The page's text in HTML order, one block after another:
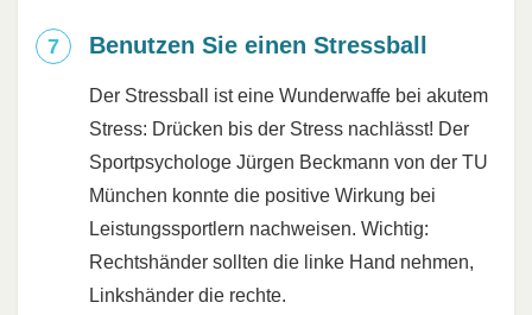
Benutzen Sie einen Stressball
Der Stressball ist eine Wunderwaffe bei akutem
Stress: Drücken bis der Stress nachlässt! Der
Sportpsychologe Jürgen Beckmann von der TU
München konnte die positive Wirkung bei
Leistungssportlern nachweisen. Wichtig:
Rechtshänder sollten die linke Hand nehmen,
Linkshänder die rechte.